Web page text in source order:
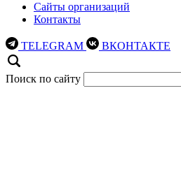
Сайты организаций
Контакты
TELEGRAM ВКОНТАКТЕ
Поиск по сайту